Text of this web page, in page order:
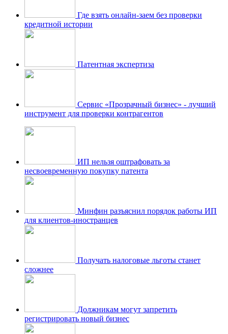
Где взять онлайн-заем без проверки
кредитной истории
Патентная экспертиза
Сервис «Прозрачный бизнес» - лучший
инструмент для проверки контрагентов
ИП нельзя оштрафовать за
несвоевременную покупку патента
Минфин разъяснил порядок работы ИП
для клиентов-иностранцев
Получать налоговые льготы станет
сложнее
Должникам могут запретить
регистрировать новый бизнес